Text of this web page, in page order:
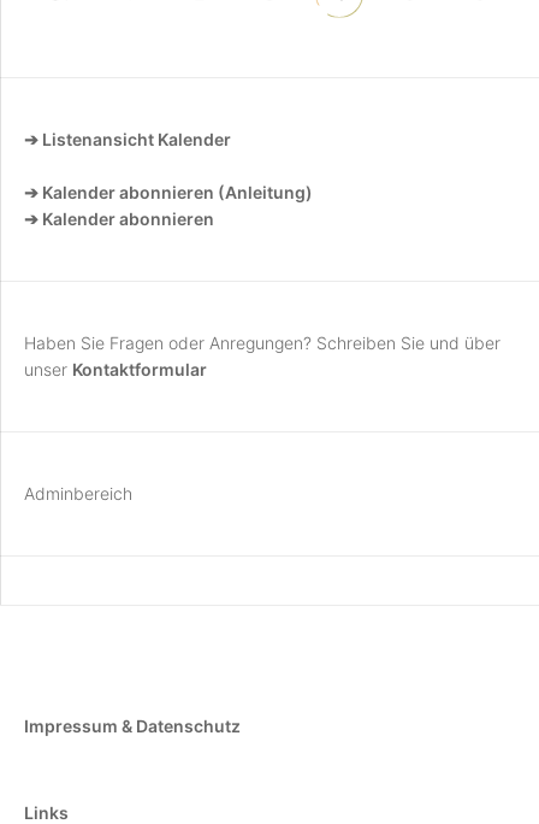
➔ Listenansicht Kalender
➔ Kalender abonnieren (Anleitung)
➔ Kalender abonnieren
Haben Sie Fragen oder Anregungen? Schreiben Sie und über
unser Kontaktformular
Adminbereich
Impressum & Datenschutz
Links